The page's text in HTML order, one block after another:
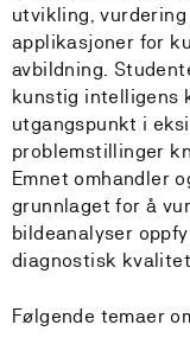
utvikling,
applikasjoner for
avbildning.
kunstig intelligens
utgangspunkt i
problemstillinger
Emnet omhandler
grunnlaget for å
bildeanalyser
diagnostisk
Følgende temaer